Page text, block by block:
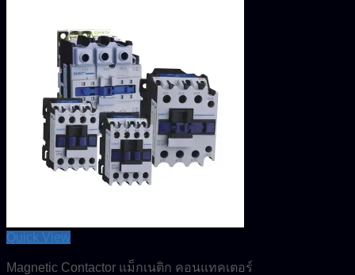
Quick View
Magnetic Contactor แม็กเนติก คอนแทคเตอร์